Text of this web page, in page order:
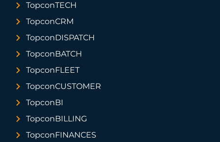
TopconTECH
TopconCRM
TopconDISPATCH
TopconBATCH
TopconFLEET
TopconCUSTOMER
TopconBI
TopconBILLING
TopconFINANCES